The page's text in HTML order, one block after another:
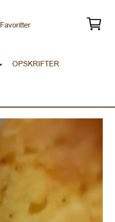
Favoritter
OPSKRIFTER